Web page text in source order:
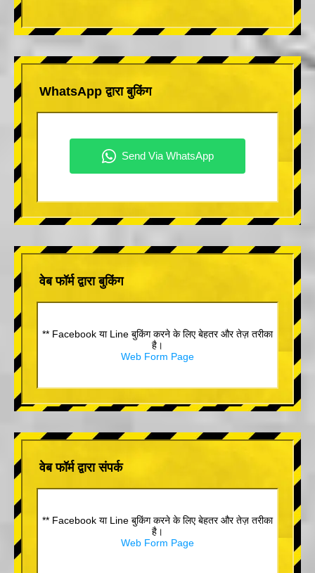
WhatsApp द्वारा बुकिंग
वेब फॉर्म द्वारा बुकिंग
** Facebook या Line बुकिंग करने के लिए बेहतर और तेज़ तरीका
है।
Web Form Page
वेब फॉर्म द्वारा संपर्क
** Facebook या Line बुकिंग करने के लिए बेहतर और तेज़ तरीका
है।
Web Form Page